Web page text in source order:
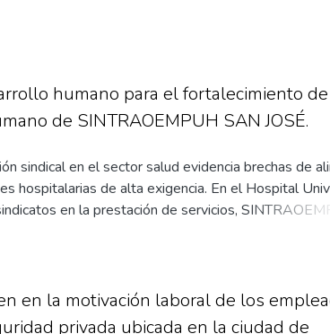
humano para el fortalecimiento
de SINTRAOEMPUH SAN JOSÉ.
sindical en el sector salud evidencia brechas de
hospitalarias de alta exigencia. En el Hospital
en la prestación de servicios,
competencias colectivas y desempeño
Humano Estratégico (SHRD) de McCracken y
individual de esta población. Se adoptó un
convergente, integrando entrevistas
en la motivación laboral de los
privada ubicada en la ciudad de